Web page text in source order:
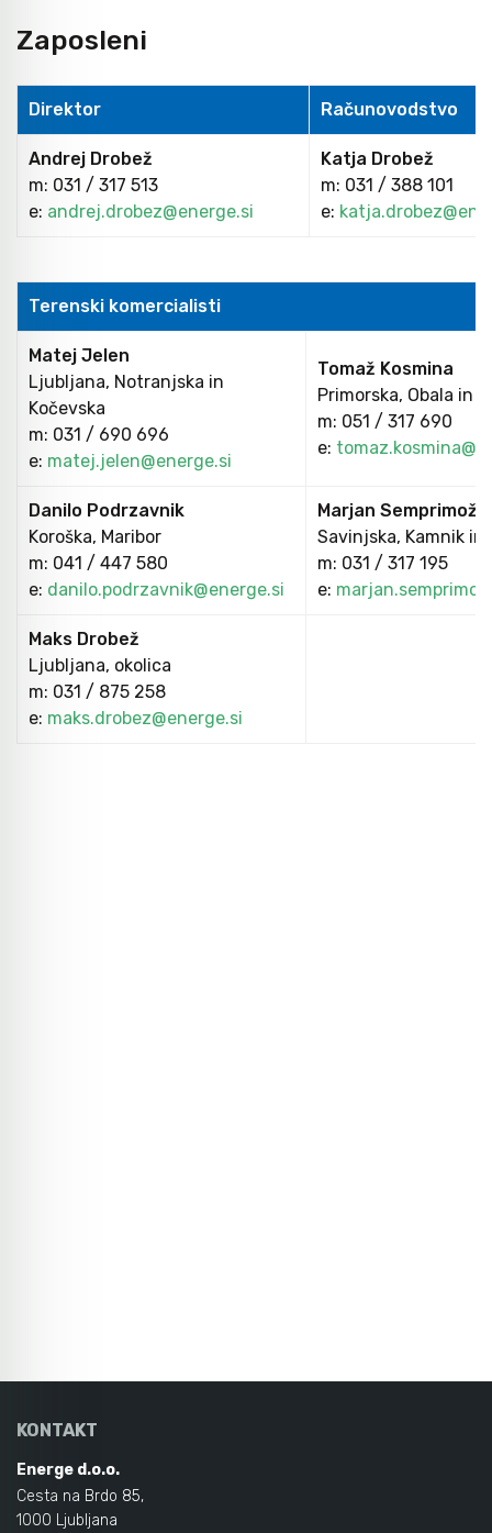
Zaposleni
Direktor Računovodstvo
Andrej Drobež
m: 031 / 317 513
e: andrej.drobez@energe.si
Katja Drobež
m: 031 / 388 101
e:
Terenski komercialisti
Matej Jelen
Ljubljana, Notranjska in
Kočevska
m: 031 / 690 696
e: matej.jelen@energe.si
Tomaž Kosmina
Primorska, Obala in
m: 051 / 317 690
e:
Danilo Podrzavnik
Koroška, Maribor
m: 041 / 447 580
e: danilo.podrzavnik@energe.si
Marjan
Savinjska, Kamnik in
m: 031 / 317 195
e:
Maks Drobež
Ljubljana, okolica
m: 031 / 875 258
e: maks.drobez@energe.si
KONTAKT
Energe d.o.o.
Cesta na Brdo 85,
1000 Ljubljana
Razno
Tesarsko orodje
Dom in vrt
Orodje za kolesa
Neiskreče orodje